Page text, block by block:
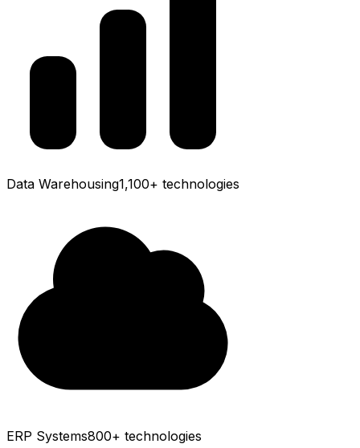
Data Warehousing1,100+ technologies
ERP Systems800+ technologies